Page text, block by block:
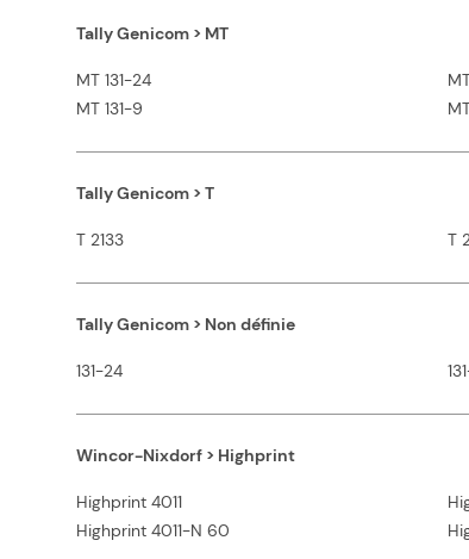
Tally Genicom > MT
MT 131-24
MT 131-9
Tally Genicom > T
T 2133 T
Tally Genicom > Non définie
131-24
Wincor-Nixdorf > Highprint
Highprint 4011
Highprint 4011-N 60